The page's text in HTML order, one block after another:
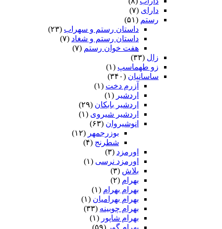
دارای (۷)
رستم (۵۱)
داستان رستم و سهراب (۲۳)
داستان رستم و شغاد (۷)
هفت خوان رستم‏ (۷)
زال (۳۳)
زو طهماسپ‏ (۱)
ساسانیان (۳۴۰)
آزرم دخت (۱)
اردشیر (۱)
اردشیر بابکان (۲۹)
اردشیر شیروی (۱)
انوشیروان (۶۳)
بوزرجمهر (۱۲)
شطرنج (۴)
اورمزد (۳)
اورمزد نرسى‏ (۱)
بلاش (۳)
بهرام (۲)
بهرام بهرام (۱)
بهرام بهرامیان‏ (۱)
بهرام چوبینه (۳۳)
بهرام شاپور (۱)